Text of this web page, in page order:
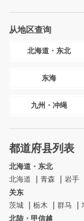
从地区查询
北海道・东北
东海
九州・冲绳
都道府县列表
北海道・东北
北海道
青森 岩手
关东
茨城
栃木 群马
北陆・甲信越